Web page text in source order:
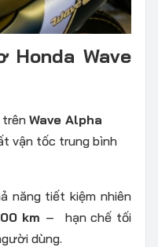
Honda Wave
trên Wave Alpha
vận tốc trung bình
năng tiết kiệm nhiên
km –
hạn chế tối
dùng.